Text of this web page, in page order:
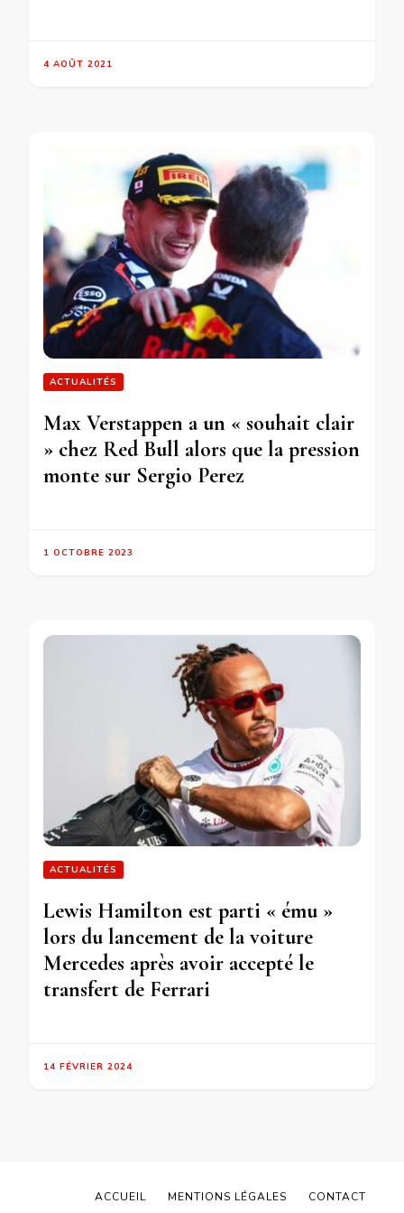
4 AOÛT 2021
ACTUALITÉS
Max Verstappen a un « souhait clair
» chez Red Bull alors que la pression
monte sur Sergio Perez
1 OCTOBRE 2023
ACTUALITÉS
Lewis Hamilton est parti « ému »
lors du lancement de la voiture
Mercedes après avoir accepté le
transfert de Ferrari
14 FÉVRIER 2024
ACCUEIL MENTIONS LÉGALES CONTACT